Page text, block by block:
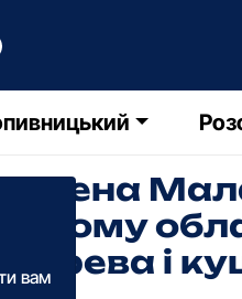
вам
Євгена
і